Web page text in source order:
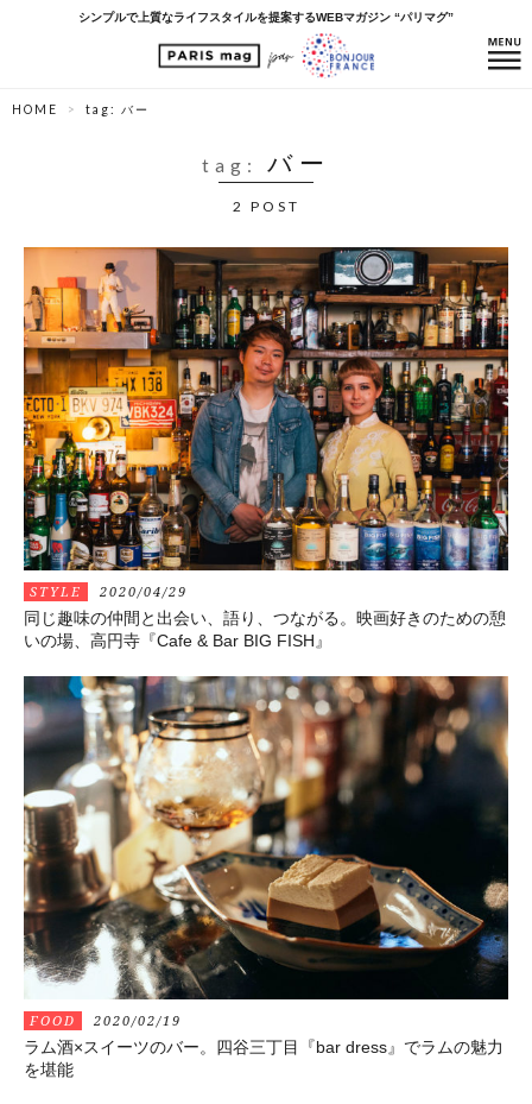
シンプルで上質なライフスタイルを提案するWEBマガジン “パリマグ”
HOME tag: バー
tag: バー
2 POST
STYLE 2020/04/29
同じ趣味の仲間と出会い、語り、つながる。映画好きのための憩
いの場、高円寺『Cafe & Bar BIG FISH』
FOOD 2020/02/19
ラム酒×スイーツのバー。四谷三丁目『bar dress』でラムの魅力
を堪能